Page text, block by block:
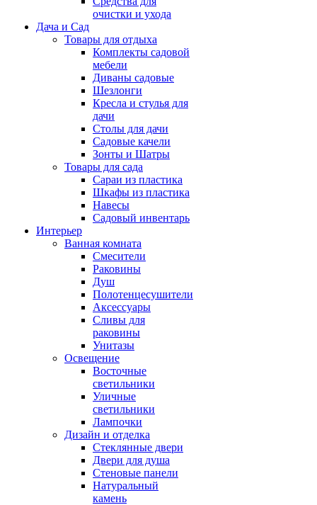
очистки и ухода
Дача и Сад
Товары для отдыха
Комплекты садовой
мебели
Диваны садовые
Шезлонги
Кресла и стулья для
дачи
Столы для дачи
Садовые качели
Зонты и Шатры
Товары для сада
Сараи из пластика
Шкафы из пластика
Навесы
Садовый инвентарь
Интерьер
Ванная комната
Смесители
Раковины
Душ
Полотенцесушители
Аксессуары
Сливы для
раковины
Унитазы
Освещение
Восточные
светильники
Уличные
светильники
Лампочки
Дизайн и отделка
Стеклянные двери
Двери для душа
Стеновые панели
Натуральный
камень